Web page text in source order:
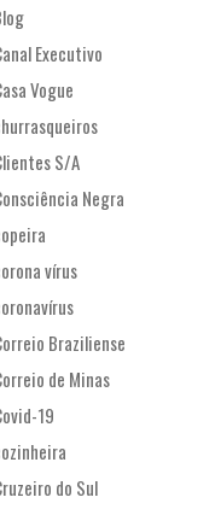
Executivo
Vogue
S/A
Negra
vírus
Braziliense
de Minas
19
do Sul